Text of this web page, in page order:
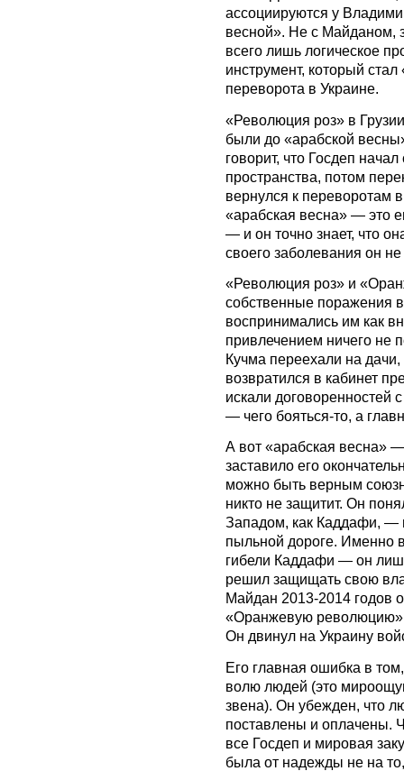
ассоциируются у
весной». Не с Майданом,
всего лишь логическое
инструмент, который
переворота в Украине.
«Революция роз» в
были до «арабской
говорит, что Госдеп
пространства, потом
вернулся к переворотам
«арабская весна» — это
— и он точно знает, что
своего заболевания он
«Революция роз» и
собственные поражения
воспринимались им как
привлечением ничего не
Кучма переехали на
возвратился в кабинет
искали договоренностей
— чего бояться-то, а
А вот «арабская весна»
заставило его
можно быть верным
никто не защитит. Он
Западом, как Каддафи, —
пыльной дороге. Именно
гибели Каддафи — он
решил защищать свою
Майдан 2013-2014 годов
«Оранжевую революцию»,
Он двинул на Украину
Его главная ошибка в
волю людей (это
звена). Он убежден, что
поставлены и оплачены.
все Госдеп и мировая
была от надежды не на